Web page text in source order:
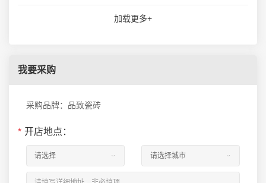
加载更多+
我要采购
采购品牌：品致瓷砖
* 开店地点：